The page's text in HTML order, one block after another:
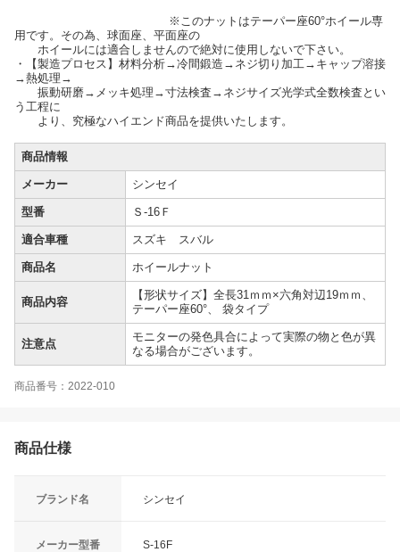
※このナットはテーパー座60°ホイール専
用です。その為、球面座、平面座の
ホイールには適合しませんので絶対に使用しないで下さい。
・【製造プロセス】材料分析→冷間鍛造→ネジ切り加工→キャップ溶接
→熱処理→
振動研磨→メッキ処理→寸法検査→ネジサイズ光学式全数検査とい
う工程に
より、究極なハイエンド商品を提供いたします。
商品情報
メーカー シンセイ
型番 Ｓ-16Ｆ
適合車種 スズキ スバル
商品名 ホイールナット
商品内容
【形状サイズ】全長31ｍｍ×六角対辺19ｍｍ、
テーパー座60°、 袋タイプ
注意点
モニターの発色具合によって実際の物と色が異
なる場合がございます。
商品番号：2022-010
商品仕様
ブランド名 シンセイ
メーカー型番 S-16F